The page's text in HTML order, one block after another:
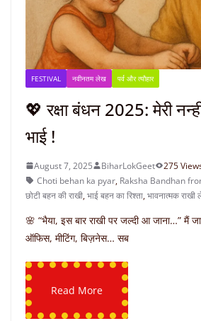
FESTIVAL नवीनतम लेख पर्व और त्यौहार
💖 रक्षा बंधन 2025: मेरी
भाई !
August 7, 2025 BiharLokGeet 275
Choti behan ka pyar, Raksha Bandhan
छोटी बहन की राखी,भाई बहन का रिश्ता,भावनात्मक
🌸 “भैया, इस बार राखी पर जल्दी आ जाना…” मैं
ऑफिस, मीटिंग, बिज़नेस… सब
Read More